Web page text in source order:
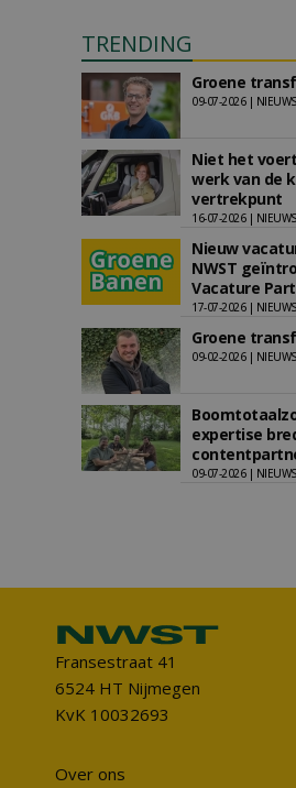
TRENDING
Groene
09-07-2026 | NIEUWS
Niet het
werk van de
vertrekpunt
16-07-2026 | NIEUWS
Nieuw
NWST
Vacature
17-07-2026 | NIEUWS
Groene
09-02-2026 | NIEUWS
expertise
09-07-2026 | NIEUWS
Fransestraat 41
6524 HT Nijmegen
KvK 10032693
Over ons